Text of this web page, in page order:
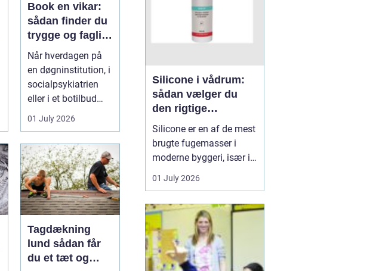
Book en vikar:
sådan finder du
trygge og fagligt
stærke
løsninger
Når hverdagen på
en døgninstitution, i
socialpsykiatrien
eller i et botilbud
pludselig ændrer
01 July 2026
Tagdækning
lund sådan får
du et tæt og
Silicone i vådrum:
sådan vælger du
den rigtige
fugemasse
Silicone er en af de mest
brugte fugemasser i
moderne byggeri, især i
badeværelser, køkkener
og andre områder med
fugerne omkring
bruseniche, håndvask,
køkkenbord eller
natursten ikke holder
01 July 2026